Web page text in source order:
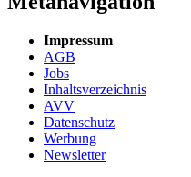
Impressum
AGB
Jobs
Inhaltsverzeichnis
AVV
Datenschutz
Werbung
Newsletter